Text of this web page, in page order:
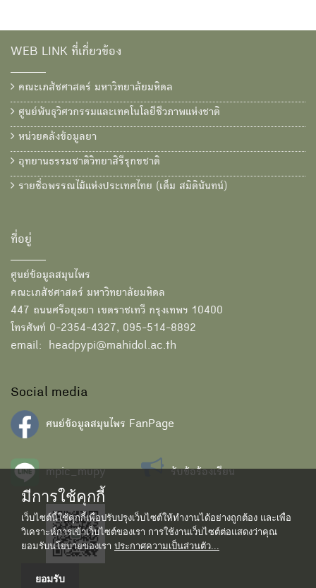
WEB LINK ที่เกี่ยวข้อง
คณะเภสัชศาสตร์ มหาวิทยาลัยมหิดล
ศูนย์พันธุวิศวกรรมและเทคโนโลยีชีวภาพแห่งชาติ
หน่วยคลังข้อมูลยา
อุทยานธรรมชาติวิทยาสิรีรุกขชาติ
รายชื่อพรรณไม้แห่งประเทศไทย (เต็ม สมิตินันทน์)
ที่อยู่
ศูนย์ข้อมูลสมุนไพร
คณะเภสัชศาสตร์ มหาวิทยาลัยมหิดล
447 ถนนศรีอยุธยา เขตราชเทวี กรุงเทพฯ 10400
โทรศัพท์ 0-2354-4327, 095-514-8892
email: headpypi@mahidol.ac.th
Social media
ศนย์ข้อมูลสมุนไพร FanPage
mpic_mupy รับข้อร้องเรียน
มีการใช้คุกกี้
เว็บไซต์นี้ใช้คุกกี้เพื่อปรับปรุงเว็บไซต์ให้ทำงานได้อย่างถูกต้อง และเพื่อ
วิเคราะห์การเข้าเว็บไซต์ของเรา การใช้งานเว็บไซต์ต่อแสดงว่าคุณ
ยอมรับนโยบายของเรา ประกาศความเป็นส่วนตัว...
ยอมรับ